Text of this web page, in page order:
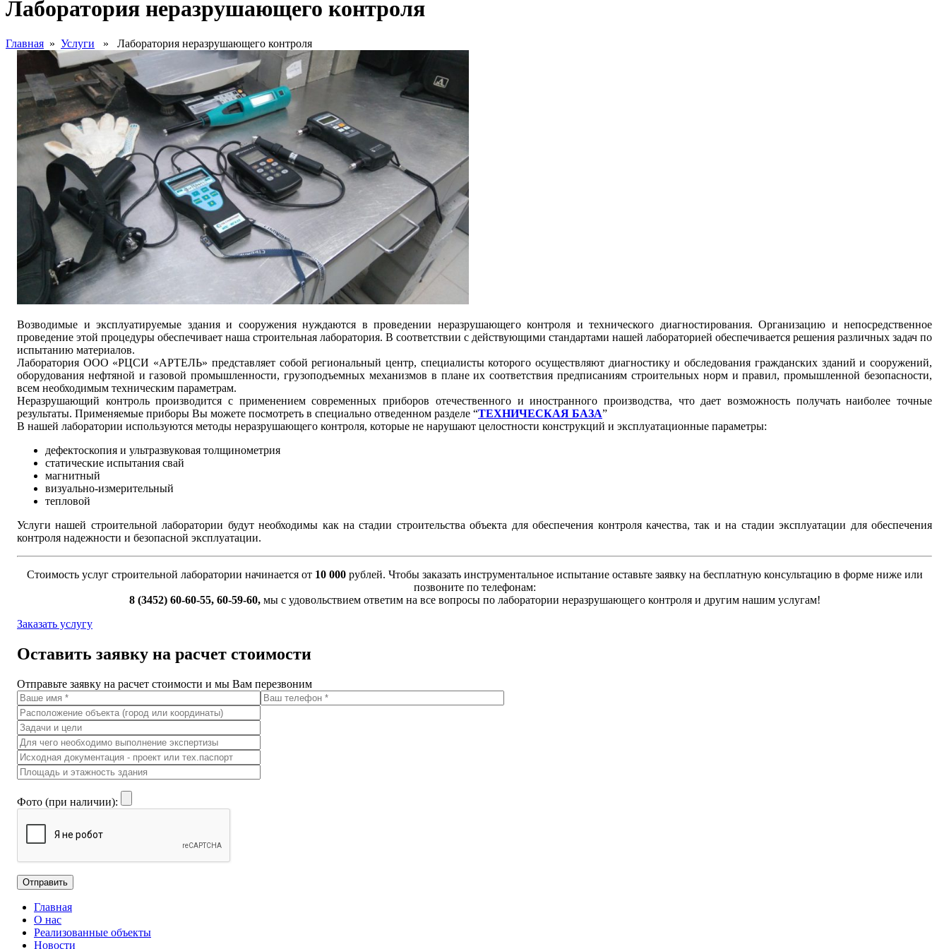
Лаборатория неразрушающего контроля
Главная » Услуги » Лаборатория неразрушающего контроля
Возводимые и эксплуатируемые здания и сооружения нуждаются в проведении неразрушающего контроля и технического диагностирования. Организацию и непосредственное
проведение этой процедуры обеспечивает наша строительная лаборатория. В соответствии с действующими стандартами нашей лабораторией обеспечивается решения различных задач по
испытанию материалов.
Лаборатория ООО «РЦСИ «АРТЕЛЬ» представляет собой региональный центр, специалисты которого осуществляют диагностику и обследования гражданских зданий и сооружений,
оборудования нефтяной и газовой промышленности, грузоподъемных механизмов в плане их соответствия предписаниям строительных норм и правил, промышленной безопасности,
всем необходимым техническим параметрам.
Неразрушающий контроль производится с применением современных приборов отечественного и иностранного производства, что дает возможность получать наиболее точные
результаты. Применяемые приборы Вы можете посмотреть в специально отведенном разделе “ТЕХНИЧЕСКАЯ БАЗА”
В нашей лаборатории используются методы неразрушающего контроля, которые не нарушают целостности конструкций и эксплуатационные параметры:
дефектоскопия и ультразвуковая толщинометрия
статические испытания свай
магнитный
визуально-измерительный
тепловой
Услуги нашей строительной лаборатории будут необходимы как на стадии строительства объекта для обеспечения контроля качества, так и на стадии эксплуатации для обеспечения
контроля надежности и безопасной эксплуатации.
Стоимость услуг строительной лаборатории начинается от 10 000рублей. Чтобы заказать инструментальное испытание оставьте заявку на бесплатную консультацию в форме ниже или
позвоните по телефонам:
8 (3452) 60-60-55, 60-59-60,мы с удовольствием ответим на все вопросы по лаборатории неразрушающего контроля и другим нашим услугам!
Заказать услугу
Оставить заявку на расчет стоимости
Отправьте заявку на расчет стоимости и мы Вам перезвоним
Фото (при наличии):
Главная
О нас
Реализованные объекты
Новости